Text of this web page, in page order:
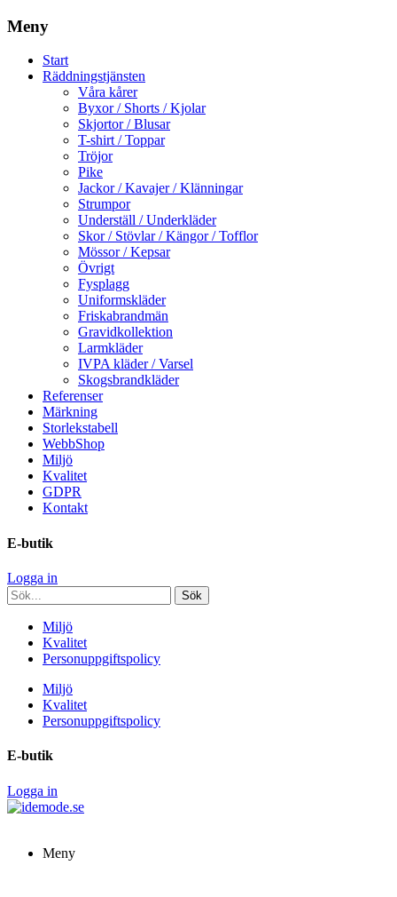
Meny
Start
Räddningstjänsten
Våra kårer
Byxor / Shorts / Kjolar
Skjortor / Blusar
T-shirt / Toppar
Tröjor
Pike
Jackor / Kavajer / Klänningar
Strumpor
Underställ / Underkläder
Skor / Stövlar / Kängor / Tofflor
Mössor / Kepsar
Övrigt
Fysplagg
Uniformskläder
Friskabrandmän
Gravidkollektion
Larmkläder
IVPA kläder / Varsel
Skogsbrandkläder
Referenser
Märkning
Storlekstabell
WebbShop
Miljö
Kvalitet
GDPR
Kontakt
E-butik
Logga in
Miljö
Kvalitet
Personuppgiftspolicy
Miljö
Kvalitet
Personuppgiftspolicy
E-butik
Logga in
Meny